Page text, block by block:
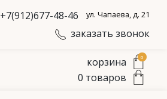
+7(912)677-48-46 ул. Чапаева, д. 21
заказать звонок
корзина
0 товаров
0